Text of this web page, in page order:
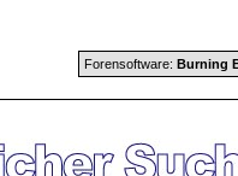
Forensoftware: Burning